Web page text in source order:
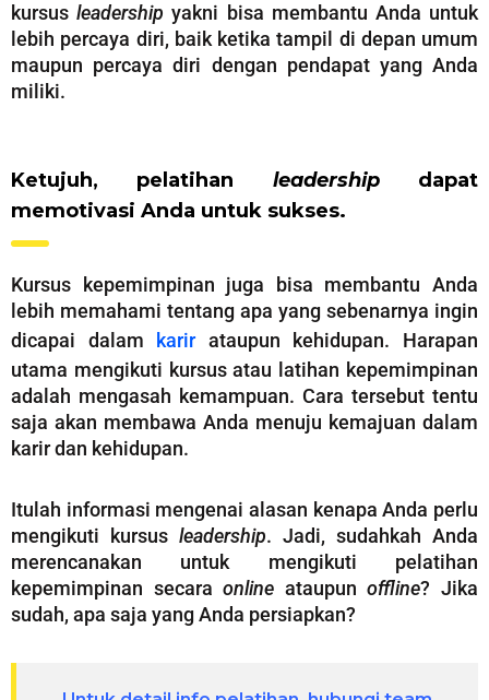
kursusleadership yakni bisa membantu Anda untuk
lebih percaya diri, baik ketika tampil di depan umum
maupun percaya diri dengan pendapat yang Anda
miliki.
Ketujuh, pelatihan leadershipdapat
memotivasi Anda untuk sukses.
Kursus kepemimpinan juga bisa membantu Anda
lebih memahami tentang apa yang sebenarnya ingin
dicapai dalam karirataupun kehidupan. Harapan
utama mengikuti kursus atau latihan kepemimpinan
adalah mengasah kemampuan. Cara tersebut tentu
saja akan membawa Anda menuju kemajuan dalam
karir dan kehidupan.
Itulah informasi mengenai alasan kenapa Anda perlu
mengikuti kursus leadership. Jadi, sudahkah Anda
merencanakan untuk mengikuti pelatihan
kepemimpinan secaraonline ataupunoffline? Jika
sudah, apa saja yang Anda persiapkan?